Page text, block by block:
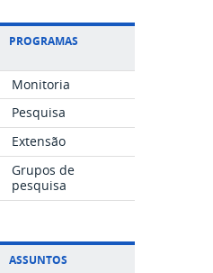
PROGRAMAS
Monitoria
Pesquisa
Extensão
Grupos de
pesquisa
ASSUNTOS